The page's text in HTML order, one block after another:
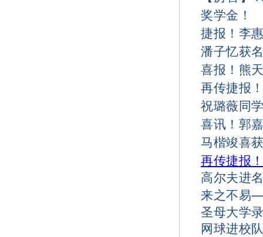
奖学金！
捷报！李
潘子忆获
喜报！熊
再传捷报
祝璐薇同
喜讯！郭
马楷竣喜
再传捷报
高尔夫进
来之不易
圣母大学
网球进校